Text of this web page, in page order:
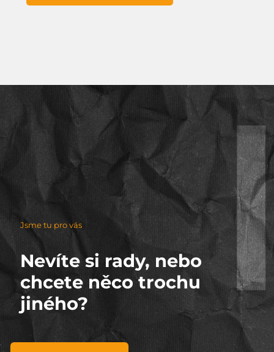
Jsme tu pro vás
Nevíte si rady, nebo
chcete něco trochu
jiného?